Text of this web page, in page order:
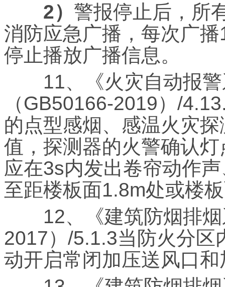
2） 警报停止后，所
消防应急广播，每次广
停止播放广播信息。
11、《火灾自动报警
（GB50166-2019）/
的点型感烟、感温火灾
值，探测器的火警确认
应在3s内发出卷帘动作
至距楼板面1.8m处或楼
12、《建筑防烟排烟
2017）/5.1.3当防火分区
动开启常闭加压送风口